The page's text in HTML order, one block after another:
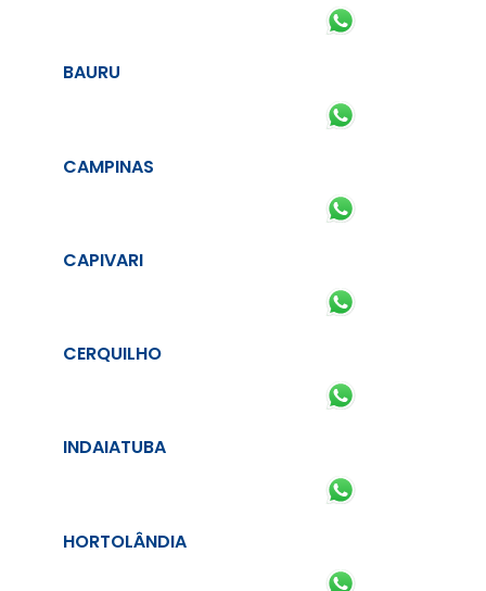
BAURU
CAMPINAS
CAPIVARI
CERQUILHO
INDAIATUBA
HORTOLÂNDIA